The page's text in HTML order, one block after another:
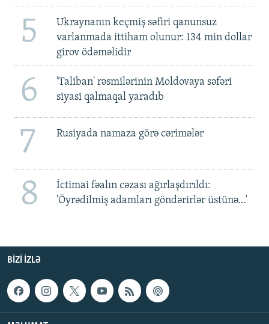
5
Ukraynanın keçmiş səfiri qanunsuz
varlanmada ittiham olunur: 134 min dollar
girov ödəməlidir
6
'Taliban' rəsmilərinin Moldovaya səfəri
siyasi qalmaqal yaradıb
7 Rusiyada namaza görə cərimələr
8
İctimai fəalın cəzası ağırlaşdırıldı:
'Öyrədilmiş adamları göndərirlər üstünə…'
BIZI IZLƏ